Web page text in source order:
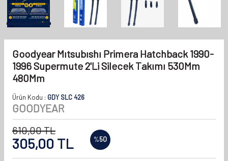
Goodyear Mıtsubıshı Primera Hatchback 1990-
1996 Supermute 2'Li Silecek Takımı 530Mm
480Mm
Ürün Kodu : GDY SLC 426
GOODYEAR
610,00TL
305,00 TL %50